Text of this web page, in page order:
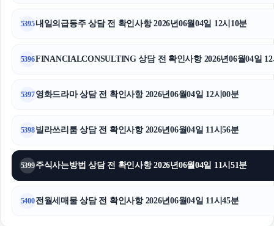
5395내일의급등주 상담 전 확인사항 2026년06월04일 12시10분
5396FINANCIALCONSULTING 상담 전 확인사항 2026년06월04일 12
5397영화드라마 상담 전 확인사항 2026년06월04일 12시00분
5398빌라쓰리룸 상담 전 확인사항 2026년06월04일 11시56분
5399주식사는방법 상담 전 확인사항 2026년06월04일 11시51분
5400전월세매물 상담 전 확인사항 2026년06월04일 11시45분